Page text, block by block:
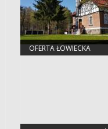
OFERTA ŁOWIECKA